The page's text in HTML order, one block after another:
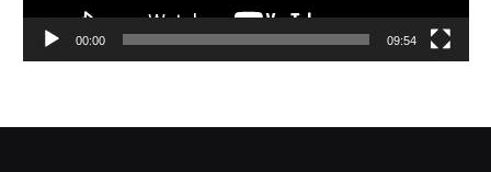
00:00 09:54